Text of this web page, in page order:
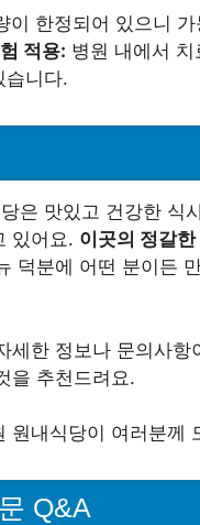
이 한정되어 있으니
적용: 병원 내에서
습니다.
은 맛있고 건강한 식
있어요. 이곳의 정갈
덕분에 어떤 분이든
세한 정보나 문의사
을 추천드려요.
원내식당이 여러분께
Q&A